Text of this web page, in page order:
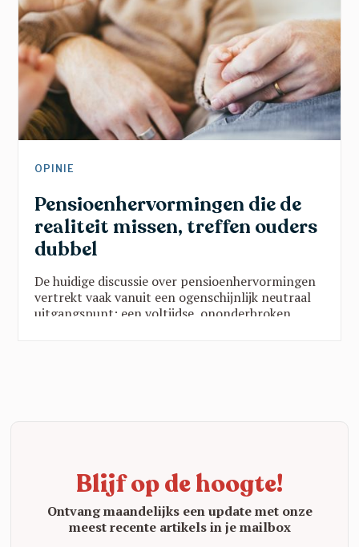
OPINIE
Pensioenhervormingen die de
realiteit missen, treffen ouders
dubbel
De huidige discussie over pensioenhervormingen
vertrekt vaak vanuit een ogenschijnlijk neutraal
uitgangspunt: een voltijdse, ononderbroken
Blijf op de hoogte!
Ontvang maandelijks een update met onze
meest recente artikels in je mailbox